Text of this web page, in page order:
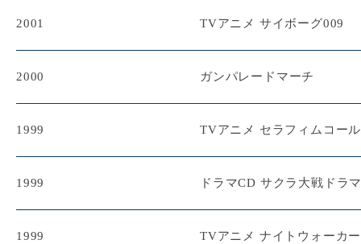
2001 TVアニメ サイボーグ009
2000 ガンパレードマーチ
1999 TVアニメ セラフィムコール
1999 ドラマCD サクラ大戦ドラ
1999 TVアニメ ナイトウォーカー